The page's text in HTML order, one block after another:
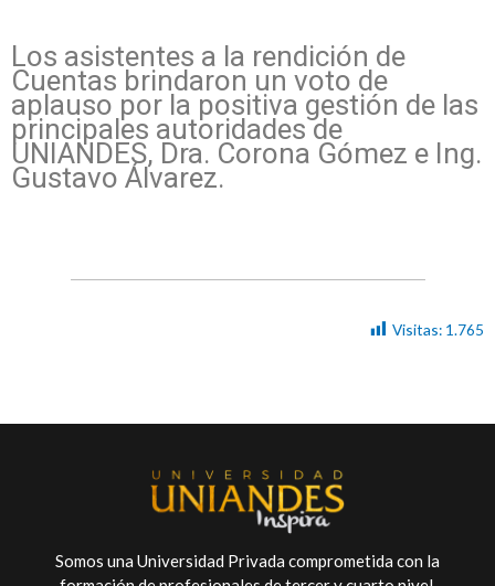
Los asistentes a la rendición de
Cuentas brindaron un voto de
aplauso por la positiva gestión de las
principales autoridades de
UNIANDES, Dra. Corona Gómez e Ing.
Gustavo Álvarez.
Visitas: 1.765
Somos una Universidad Privada comprometida con la